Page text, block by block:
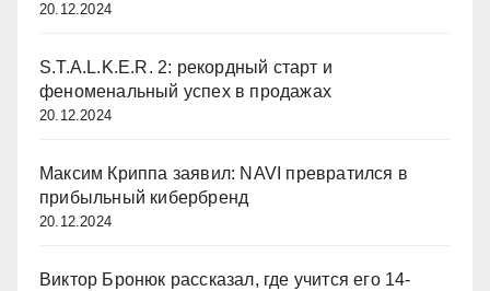
20.12.2024
S.T.A.L.K.E.R. 2: рекордный старт и
феноменальный успех в продажах
20.12.2024
Максим Криппа заявил: NAVI превратился в
прибыльный кибербренд
20.12.2024
Виктор Бронюк рассказал, где учится его 14-